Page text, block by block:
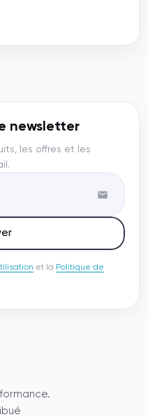
newsletter
les offres et les
et la Politique de